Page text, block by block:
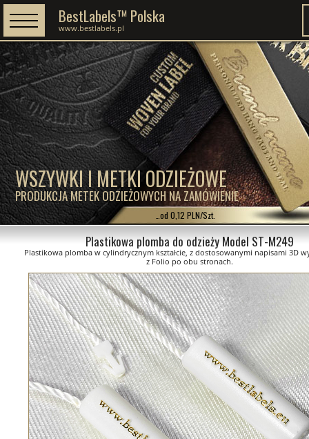
WSZYWKI I METKI ODZIEŻOWE
PRODUKCJA METEK ODZIEŻOWYCH NA ZAMÓWIENIE
BestLabels™ Polska
www.bestlabels.pl
…od 0,12 PLN/Szt.
Plastikowa plomba do odzieży Model ST-M249
Plastikowa plomba w cylindrycznym kształcie, z dostosowanymi napisami 3D
z Folio po obu stronach.